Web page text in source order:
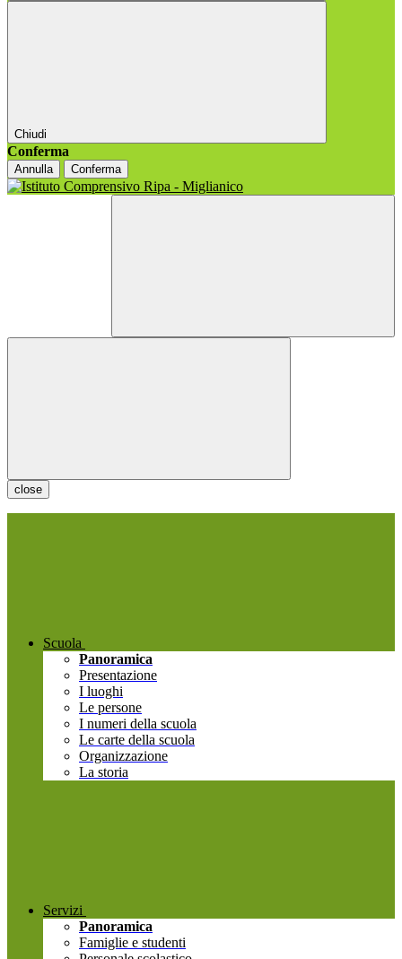
Chiudi
Conferma
Annulla Conferma
close
Scuola
Panoramica
Presentazione
I luoghi
Le persone
I numeri della scuola
Le carte della scuola
Organizzazione
La storia
Servizi
Panoramica
Famiglie e studenti